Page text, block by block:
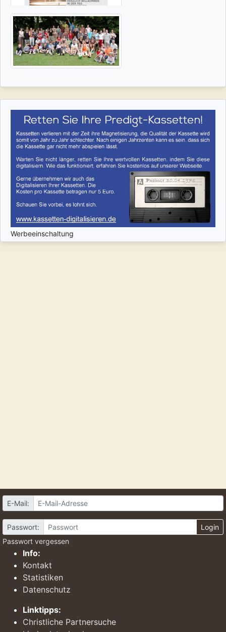
Werbeeinschaltung
E-Mail:
Passwort:
Login
Passwort vergessen
Info:
Kontakt
Statistiken
Datenschutz
Linktipps:
Christliche Partnersuche